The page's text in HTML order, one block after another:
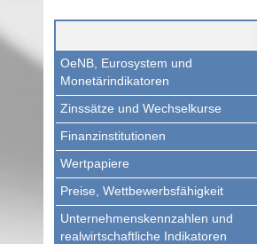
OeNB, Eurosystem und
Monetärindikatoren
Zinssätze und Wechselkurse
Finanzinstitutionen
Wertpapiere
Preise, Wettbewerbsfähigkeit
Unternehmenskennzahlen und
realwirtschaftliche Indikatoren